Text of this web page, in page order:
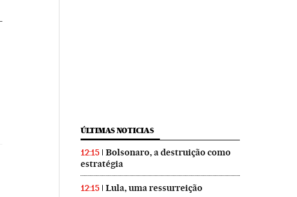
ÚLTIMAS NOTICIAS
12:15
Bolsonaro, a destruição como
estratégia
12:15 Lula, uma ressurreição